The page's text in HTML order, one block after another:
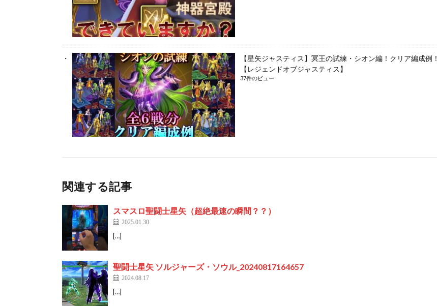
【星矢ジャスティス】冥王の試練・シオン編！クリア編成例！
【レジェンドオブジャスティス】
37件のビュー
関連する記事
スマスロ聖闘士星矢（超絶最速の瞬間？？）
2025.01.30
[…]
聖闘士星矢 ソルジャーズ・ソウル_20240817164657
2024.08.17
[…]